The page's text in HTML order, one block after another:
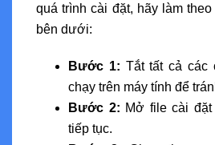
quá trình cài đặt, hãy làm
bên dưới:
Bước 1: Tắt tất cả các
chạy trên máy tính để
Bước 2: Mở file cài đặt
tiếp tục.